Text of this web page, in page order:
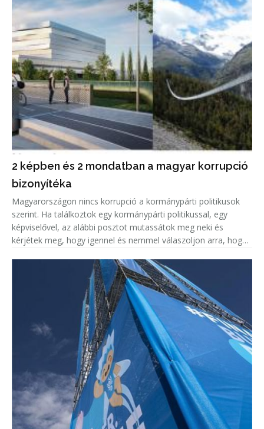
2 képben és 2 mondatban a magyar korrupció
bizonyítéka
Magyarországon nincs korrupció a kormánypárti politikusok
szerint. Ha találkoztok egy kormánypárti politikussal, egy
képviselővel, az alábbi posztot mutassátok meg neki és
kérjétek meg, hogy igennel és nemmel válaszoljon arra, hogy